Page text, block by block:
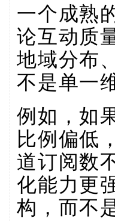
一个成熟
论互动质
地域分布
不是单一
例如，如
比例偏低
道订阅数
化能力更
构，而不